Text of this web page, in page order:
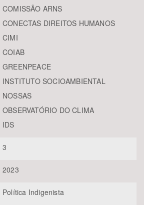
COMISSÃO ARNS
CONECTAS DIREITOS HUMANOS
CIMI
COIAB
GREENPEACE
INSTITUTO SOCIOAMBIENTAL
NOSSAS
OBSERVATÓRIO DO CLIMA
IDS
3
2023
Política Indigenista